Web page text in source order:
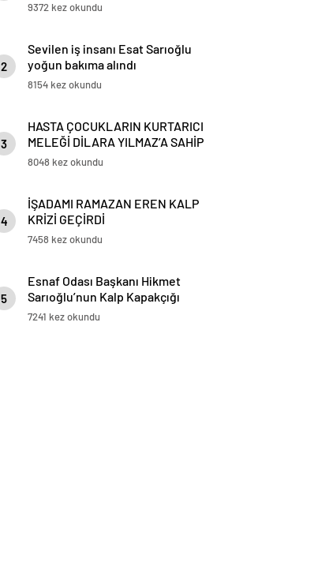
9372 kez okundu
2
Sevilen iş insanı Esat Sarıoğlu
yoğun bakıma alındı
8154 kez okundu
3
HASTA ÇOCUKLARIN KURTARICI
MELEĞİ DİLARA YILMAZ’A SAHİP
ÇIKALIM
8048 kez okundu
4
İŞADAMI RAMAZAN EREN KALP
KRİZİ GEÇİRDİ
7458 kez okundu
5
Esnaf Odası Başkanı Hikmet
Sarıoğlu’nun Kalp Kapakçığı
Değişti
7241 kez okundu